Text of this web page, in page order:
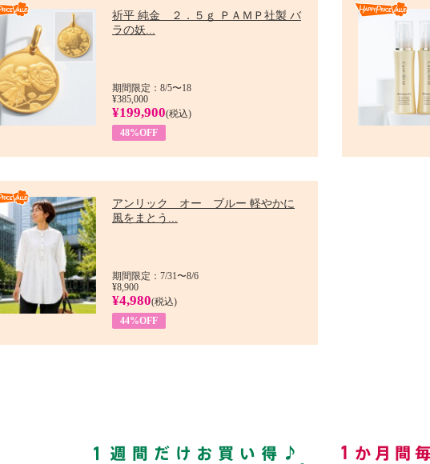
祈平 純金 ２．５ｇ ＰＡＭＰ社製 バ
ラの妖...
期間限定：8/5〜18
¥385,000
¥199,900(税込)
48%OFF
アンリック オー ブルー 軽やかに
風をまとう...
期間限定：7/31〜8/6
¥8,900
¥4,980(税込)
44%OFF